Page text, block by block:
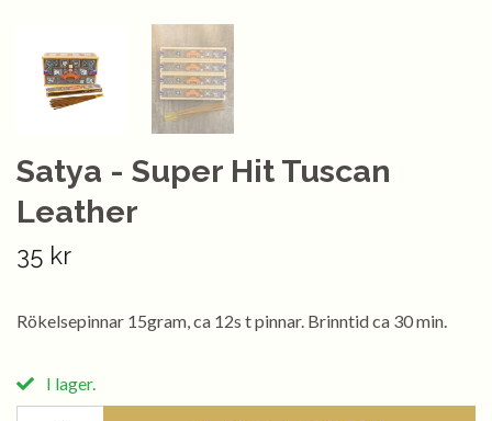
Satya - Super Hit Tuscan
Leather
35 kr
Rökelsepinnar 15gram, ca 12s t pinnar. Brinntid ca 30 min.
I lager.